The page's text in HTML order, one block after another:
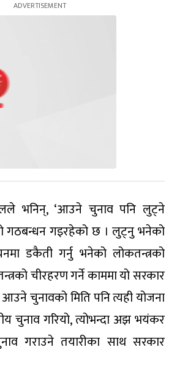
भनिन्, ‘आउने चुनाव पनि लुट्ने
गठबन्धन गइरहेको छ । लुट्नु भनेको
डकैती गर्नु भनेको लोकतन्त्रको
चीरहरण गर्ने काममा यो सरकार
चुनावको मिति पनि त्यही योजना
चुनाव गरियो, त्योभन्दा अझ भयंकर
गराउने तयारीका साथ सरकार